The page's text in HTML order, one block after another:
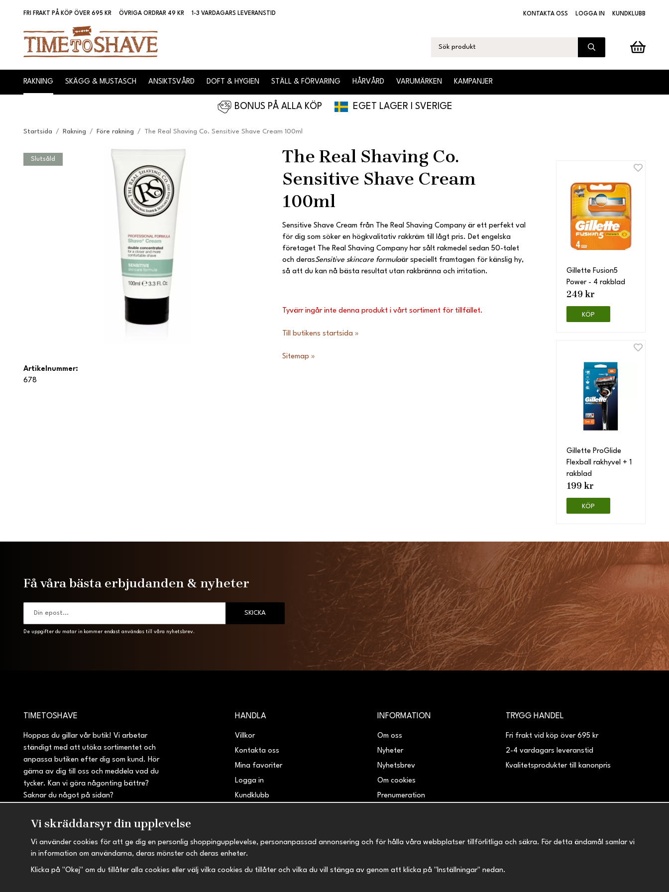
FRI FRAKT PÅ KÖP ÖVER 695 KR ÖVRIGA ORDRAR 49 KR 1-3 VARDAGARS LEVERANSTID KONTAKTA OSS LOGGA IN KUNDKLUBB
RAKNING SKÄGG & MUSTASCH ANSIKTSVÅRD DOFT & HYGIEN STÄLL & FÖRVARING HÅRVÅRD VARUMÄRKEN KAMPANJER
BONUS PÅ ALLA KÖP EGET LAGER I SVERIGE
Startsida / Rakning / Före rakning / The Real Shaving Co. Sensitive Shave Cream 100ml
Slutsåld
The Real Shaving Co.
Sensitive Shave Cream
100ml
Sensitive Shave Cream från The Real Shaving Company är ett perfekt val
för dig som söker en högkvalitativ rakkräm till lågt pris. Det engelska
företaget The Real Shaving Company har sålt rakmedel sedan 50-talet
och derasSensitive skincare formulaär speciellt framtagen för känslig hy,
så att du kan nå bästa resultat utan rakbränna och irritation.
Tyvärr ingår inte denna produkt i vårt sortiment för tillfället.
Till butikens startsida »
Sitemap »
Gillette Fusion5
Power - 4 rakblad
249 kr
KÖP
Gillette ProGlide
Flexball rakhyvel + 1
rakblad
199 kr
KÖP
Artikelnummer:
678
Få våra bästa erbjudanden & nyheter
SKICKA
De uppgifter du matar in kommer endast användas till våra nyhetsbrev.
TIMETOSHAVE
Hoppas du gillar vår butik! Vi arbetar
ständigt med att utöka sortimentet och
anpassa butiken efter dig som kund. Hör
gärna av dig till oss och meddela vad du
tycker. Kan vi göra någonting bättre?
Saknar du något på sidan?
HANDLA
Villkor
Kontakta oss
Mina favoriter
Logga in
Kundklubb
INFORMATION
Om oss
Nyheter
Nyhetsbrev
Om cookies
Prenumeration
TRYGG HANDEL
Fri frakt vid köp över 695 kr
2-4 vardagars leveranstid
Kvalitetsprodukter till kanonpris
Vi skräddarsyr din upplevelse
Vi använder cookies för att ge dig en personlig shoppingupplevelse, personanpassad annonsering och för hålla våra webbplatser tillförlitliga och säkra. För detta ändamål samlar vi
in information om användarna, deras mönster och deras enheter.
Klicka på "Okej" om du tillåter alla cookies eller välj vilka cookies du tillåter och vilka du vill stänga av genom att klicka på "Inställningar" nedan.